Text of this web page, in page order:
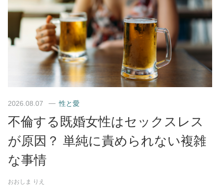
2026.08.07 性と愛
不倫する既婚女性はセックスレス
が原因？ 単純に責められない複雑
な事情
おおしま りえ